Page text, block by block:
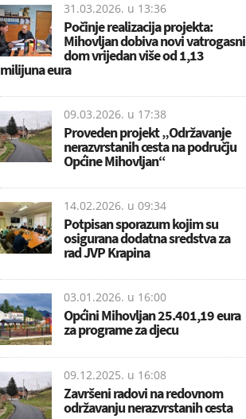
31.03.2026. u 13:36
Počinje realizacija projekta:
Mihovljan dobiva novi vatrogasni
dom vrijedan više od 1,13
milijuna eura
09.03.2026. u 17:38
Proveden projekt „Održavanje
nerazvrstanih cesta na području
Općine Mihovljan“
14.02.2026. u 09:34
Potpisan sporazum kojim su
osigurana dodatna sredstva za
rad JVP Krapina
03.01.2026. u 16:00
Općini Mihovljan 25.401,19 eura
za programe za djecu
09.12.2025. u 16:08
Završeni radovi na redovnom
održavanju nerazvrstanih cesta